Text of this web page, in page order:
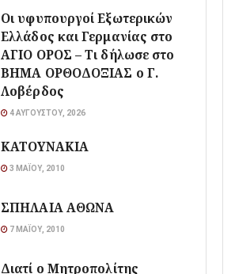
Οι υφυπουργοί Εξωτερικών
Ελλάδος και Γερμανίας στο
ΑΓΙΟ ΟΡΟΣ – Τι δήλωσε στο
ΒΗΜΑ ΟΡΘΟΔΟΞΙΑΣ ο Γ.
Λοβέρδος
4 ΑΥΓΟΎΣΤΟΥ, 2026
ΚΑΤΟΥΝΑΚΙΑ
3 ΜΑΪ́ΟΥ, 2010
ΣΠΗΛΑΙΑ ΑΘΩΝΑ
7 ΜΑΪ́ΟΥ, 2010
Διατί ο Μητροπολίτης